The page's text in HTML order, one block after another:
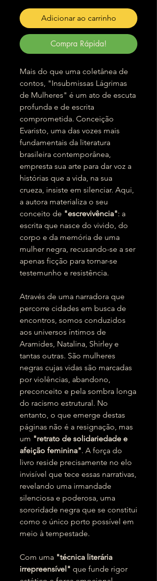
Adicionar ao carrinho
Compra Rápida!
Mais do que uma coletânea de
contos, "Insubmissas Lágrimas
de Mulheres" é um ato de escuta
profunda e de escrita
comprometida. Conceição
Evaristo, uma das vozes mais
fundamentais da literatura
brasileira contemporânea,
empresta sua arte para dar voz a
histórias que a vida, na sua
crueza, insiste em silenciar. Aqui,
a autora materializa o seu
conceito de "escrevivência": a
escrita que nasce do vivido, do
corpo e da memória de uma
mulher negra, recusando-se a ser
apenas ficção para tornar-se
testemunho e resistência.
Através de uma narradora que
percorre cidades em busca de
encontros, somos conduzidos
aos universos íntimos de
Aramides, Natalina, Shirley e
tantas outras. São mulheres
negras cujas vidas são marcadas
por violências, abandono,
preconceito e pela sombra longa
do racismo estrutural. No
entanto, o que emerge destas
páginas não é a resignação, mas
um "retrato de solidariedade e
afeição feminina". A força do
livro reside precisamente no elo
invisível que tece essas narrativas,
revelando uma irmandade
silenciosa e poderosa, uma
sororidade negra que se constitui
como o único porto possível em
meio à tempestade.
Com uma "técnica literária
irrepreensível" que funde rigor